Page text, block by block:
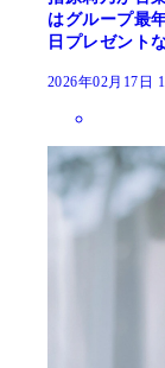
はグループ最
日プレゼント
2026年02月17日